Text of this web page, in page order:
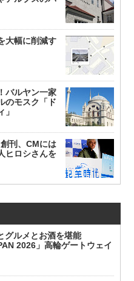
大幅に削減す
バルヤン一家
のモスク「ド
」
刊、CMには
ヒロシさんを
グルメとお酒を堪能
2026」高輪ゲートウェイ